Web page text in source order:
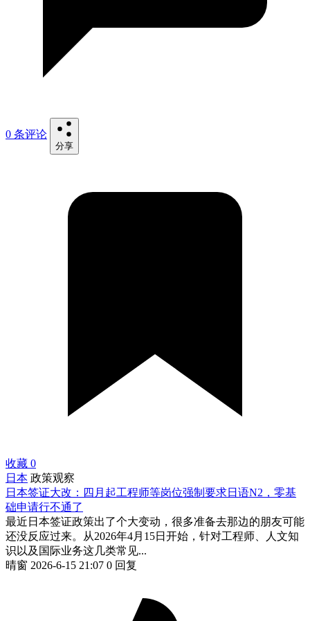
0 条评论
分享
收藏 0
日本 政策观察
日本签证大改：四月起工程师等岗位强制要求日语N2，零基
础申请行不通了
最近日本签证政策出了个大变动，很多准备去那边的朋友可能
还没反应过来。从2026年4月15日开始，针对工程师、人文知
识以及国际业务这几类常见...
晴窗 2026-6-15 21:07 0 回复